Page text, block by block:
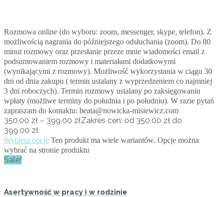
Rozmowa online (do wyboru: zoom, messenger, skype, telefon). Z
możliwością nagrania do późniejszego odsłuchania (zoom). Do 80
minut rozmowy oraz przesłanie przeze mnie wiadomości email z
podsumowaniem rozmowy i materiałami dodatkowymi
(wynikającymi z rozmowy). Możliwość wykorzystania w ciągu 30
dni od dnia zakupu ( termin ustalany z wyprzedzeniem co najmniej
3 dni roboczych). Termin rozmowy ustalany po zaksięgowaniu
wpłaty (możliwe terminy do południa i po południu). W razie pytań
zapraszam do kontaktu: beata@nowicka-misiewicz.com
350,00 zł – 399,00 złZakres cen: od 350,00 zł do
399,00 zł
Wybierz opcje Ten produkt ma wiele wariantów. Opcje można
wybrać na stronie produktu
Sale!
Asertywność w pracy i w rodzinie